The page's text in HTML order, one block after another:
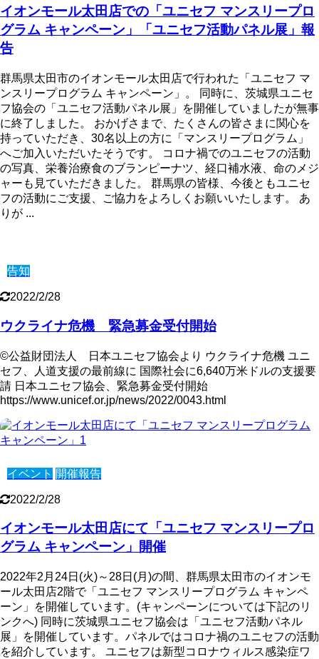
イオンモール太田店での「ユニセフ マンスリープロ
グラム キャンペーン」「ユニセフ活動パネル展」報
告
群馬県太田市のイオンモール太田店で行われた「ユニセフ マ
ンスリープログラム キャンペーン」。 同時に、茨城県ユニセ
フ協会の「ユニセフ活動パネル展」を開催していましたが無事
に終了しました。 おかげさまで、たくさんの皆さまに関心を
持っていただき、30名以上の方に「マンスリープログラム」
へご加入いただいたそうです。 コロナ禍でのユニセフの活動
の写真、栄養治療食のブランピーナツ、経口補水液、命のメジ
ャーも見ていただきました。 群馬県の皆様、今後ともユニセ
フの活動にご支援、ご協力をよろしくお願いいたします。 あ
りが ...
告知
2022/2/28
ウクライナ危機 緊急募金受付開始
©公益財団法人 日本ユニセフ協会より ウクライナ危機 ユニ
セフ、人道支援の最前線に 国際社会に6,640万米ドルの支援要
請 日本ユニセフ協会、緊急募金受付開始
https://www.unicef.or.jp/news/2022/0043.html
イベント 開催報告
2022/2/28
イオンモール太田店にて「ユニセフ マンスリープロ
グラム キャンペーン」開催
2022年2月24日(火)～28日(月)の間、群馬県太田市のイオンモ
ール太田店2階で「ユニセフ マンスリープログラム キャンペ
ーン」を開催しています。(キャンペーンについては下記のリ
ンクへ) 同時に茨城県ユニセフ協会は「ユニセフ活動パネル
展」を開催しています。パネルではコロナ禍のユニセフの活動
を紹介しています。 ユニセフは新型コロナウィルス感染症ワ